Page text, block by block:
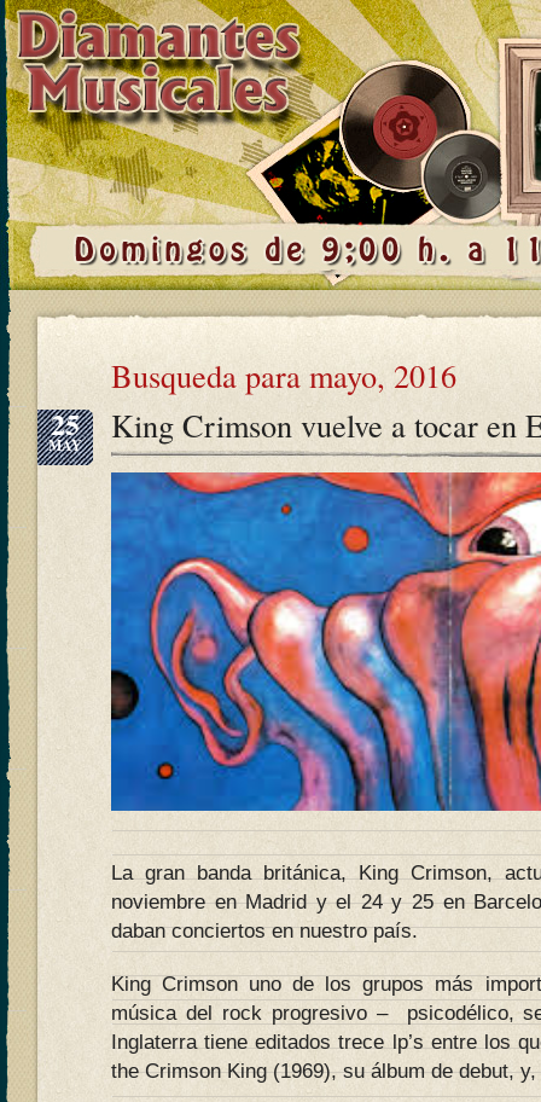
Busqueda para mayo, 2016
25
MAY King Crimson vuelve a tocar en
La gran banda británica, King Crimson,
noviembre en Madrid y el 24 y 25 en
daban conciertos en nuestro país.
King Crimson uno de los grupos más
música del rock progresivo – psicodélico,
Inglaterra tiene editados trece lp’s entre los
the Crimson King (1969), su álbum de debut,